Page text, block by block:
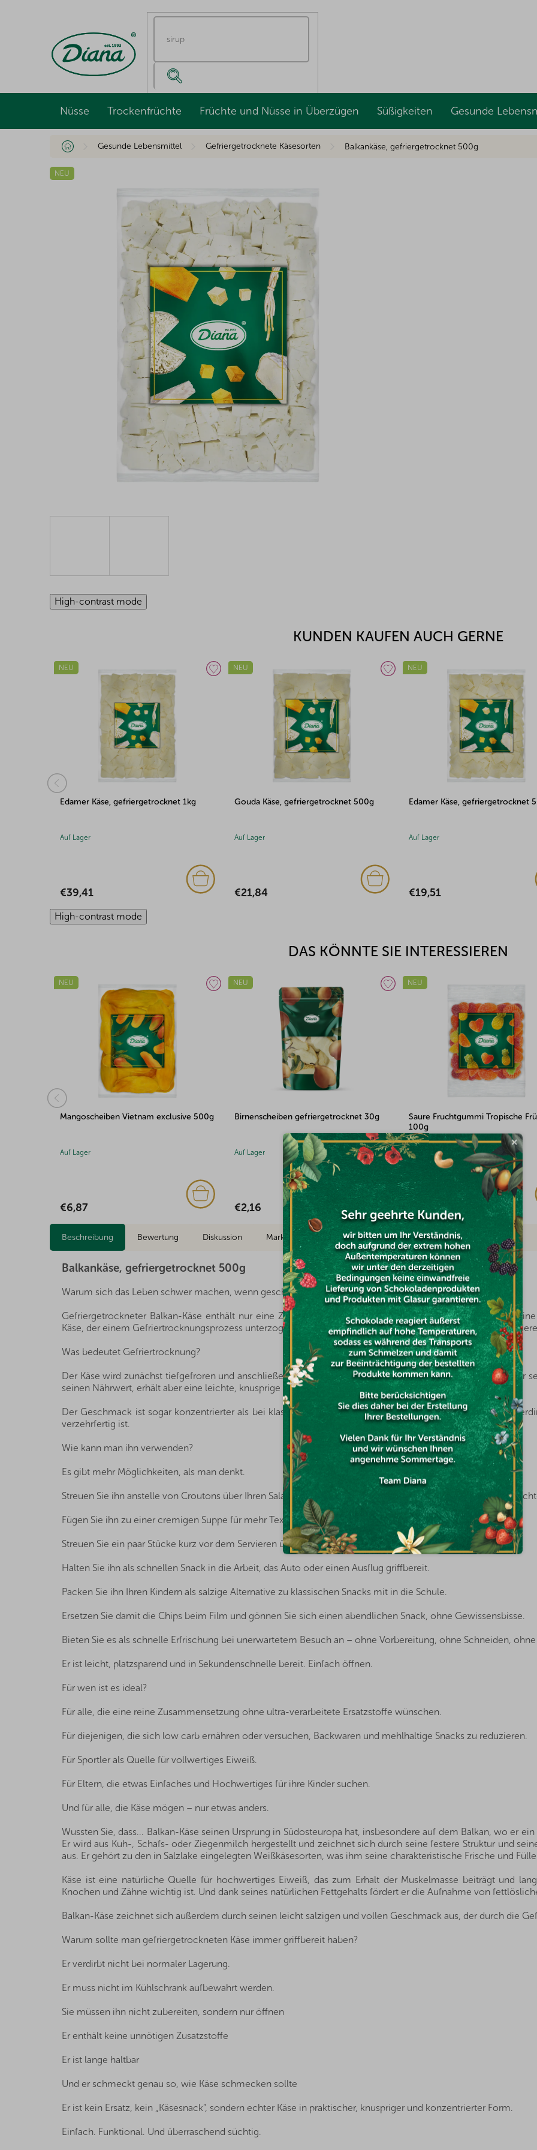
Nüsse Trockenfrüchte Früchte und Nüsse in Überzügen Süßigkeiten Gesunde
StartseiteGesunde Lebensmittel Gefriergetrocknete Käsesorten Balkankäse, gefriergetrocknet 500g
NEU
High-contrast mode
KUNDEN KAUFEN AUCH GERNE
NEU
Gouda Käse, gefriergetrocknet 500g
Auf Lager
€21,84
NEU
Edamer Käse, gefriergetrocknet 500g
Auf Lager
€19,51
NEU
Blauschimmelkäse,
Auf Lager
€23,78
High-contrast mode
DAS KÖNNTE SIE INTERESSIEREN
NEU
Birnenscheiben gefriergetrocknet 30g
Auf Lager
€2,16
NEU
Saure Fruchtgummi Tropische Früchte
Auf Lager
€1,85
NEU
Mandeln gesalzen und geröstet
und Limette Valencia 100g
Auf Lager
€2,91
Beschreibung Bewertung Diskussion Marke
Balkankäse, gefriergetrocknet 500g
Warum sich das Leben schwer machen, wenn geschickt verarbeitete hochwertige Zutaten ausreichen?
Gefriergetrockneter Balkan-Käse enthält nur eine Zutat – Käse. Keine Stabilisatoren, keine Ersatzstoffe,
Käse, der einem Gefriertrocknungsprozess unterzogen wurde, also einer schonenden Trocknung durch
Was bedeutet Gefriertrocknung?
Der Käse wird zunächst tiefgefroren und anschließend unter niedrigem Druck entwässert. Dadurch behält er
seinen Nährwert, erhält aber eine leichte, knusprige Textur.
Der Geschmack ist sogar konzentrierter als bei klassischem Käse. Und das Ergebnis? Ein Käse, der nicht
verzehrfertig ist.
Wie kann man ihn verwenden?
Es gibt mehr Möglichkeiten, als man denkt.
Streuen Sie ihn anstelle von Croutons über Ihren Salat, wenn Sie Knusprigkeit wünschen, aber auf Low Carb
Fügen Sie ihn zu einer cremigen Suppe für mehr Textur und einen geschmacklichen Kontrast hinzu.
Streuen Sie ein paar Stücke kurz vor dem Servieren über Pasta oder gebackenes Gemüse.
Halten Sie ihn als schnellen Snack in die Arbeit, das Auto oder einen Ausflug griffbereit.
Packen Sie ihn Ihren Kindern als salzige Alternative zu klassischen Snacks mit in die Schule.
Ersetzen Sie damit die Chips beim Film und gönnen Sie sich einen abendlichen Snack, ohne Gewissensbisse.
Bieten Sie es als schnelle Erfrischung bei unerwartetem Besuch an – ohne Vorbereitung, ohne Schneiden, ohne
Er ist leicht, platzsparend und in Sekundenschnelle bereit. Einfach öffnen.
Für wen ist es ideal?
Für alle, die eine reine Zusammensetzung ohne ultra-verarbeitete Ersatzstoffe wünschen.
Für diejenigen, die sich low carb ernähren oder versuchen, Backwaren und mehlhaltige Snacks zu reduzieren.
Für Sportler als Quelle für vollwertiges Eiweiß.
Für Eltern, die etwas Einfaches und Hochwertiges für ihre Kinder suchen.
Und für alle, die Käse mögen – nur etwas anders.
Wussten Sie, dass... Balkan-Käse seinen Ursprung in Südosteuropa hat, insbesondere auf dem Balkan, wo er
Er wird aus Kuh-, Schafs- oder Ziegenmilch hergestellt und zeichnet sich durch seine festere Struktur und
aus. Er gehört zu den in Salzlake eingelegten Weißkäsesorten, was ihm seine charakteristische Frische und
Käse ist eine natürliche Quelle für hochwertiges Eiweiß, das zum Erhalt der Muskelmasse beiträgt und
Knochen und Zähne wichtig ist. Und dank seines natürlichen Fettgehalts fördert er die Aufnahme von
Balkan-Käse zeichnet sich außerdem durch seinen leicht salzigen und vollen Geschmack aus, der durch die
Warum sollte man gefriergetrockneten Käse immer griffbereit haben?
Er verdirbt nicht bei normaler Lagerung.
Er muss nicht im Kühlschrank aufbewahrt werden.
Sie müssen ihn nicht zubereiten, sondern nur öffnen
Er enthält keine unnötigen Zusatzstoffe
Er ist lange haltbar
Und er schmeckt genau so, wie Käse schmecken sollte
Er ist kein Ersatz, kein „Käsesnack”, sondern echter Käse in praktischer, knuspriger und konzentrierter Form.
Einfach. Funktional. Und überraschend süchtig.
×